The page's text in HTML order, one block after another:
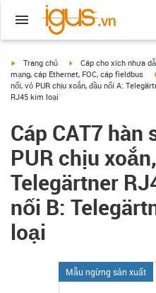
igus-icon-arrow-right
Trang chủ igus-icon-arrow-right
Cáp cho xích nhựa
mạng, cáp Ethernet, FOC, cáp fieldbus
nối, vỏ PUR chịu xoắn, đầu nối A:
RJ45 kim loại
Cáp CAT7
PUR chịu
Telegärtner
nối B:
loại
Mẫu ngừng sản xuất